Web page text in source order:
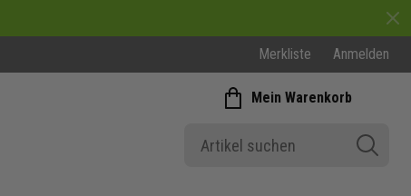
Merkliste Anmelden
Mein Warenkorb